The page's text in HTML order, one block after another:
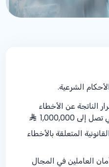
الشرعية.
الناتجة عن الأخطاء
1,000,000
المتعلقة بالأخطاء
العاملين في المجال